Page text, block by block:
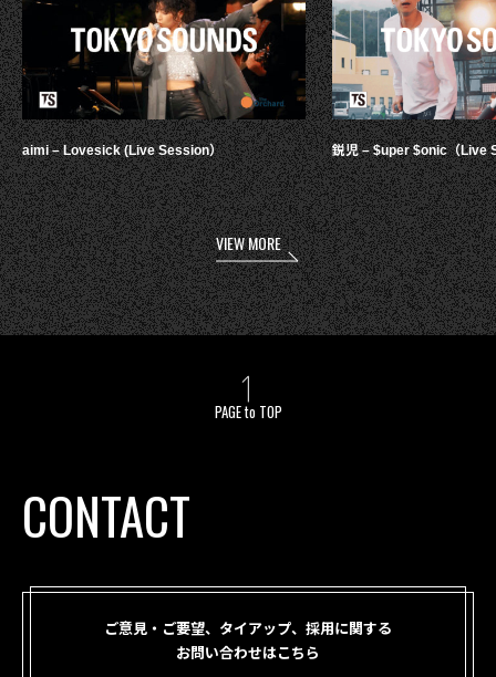
aimi – Lovesick (Live Session） 鋭児 – $uper $onic（Live
VIEW MORE
PAGE to TOP
CONTACT
ご意見・ご要望、タイアップ、採用に関する
お問い合わせはこちら